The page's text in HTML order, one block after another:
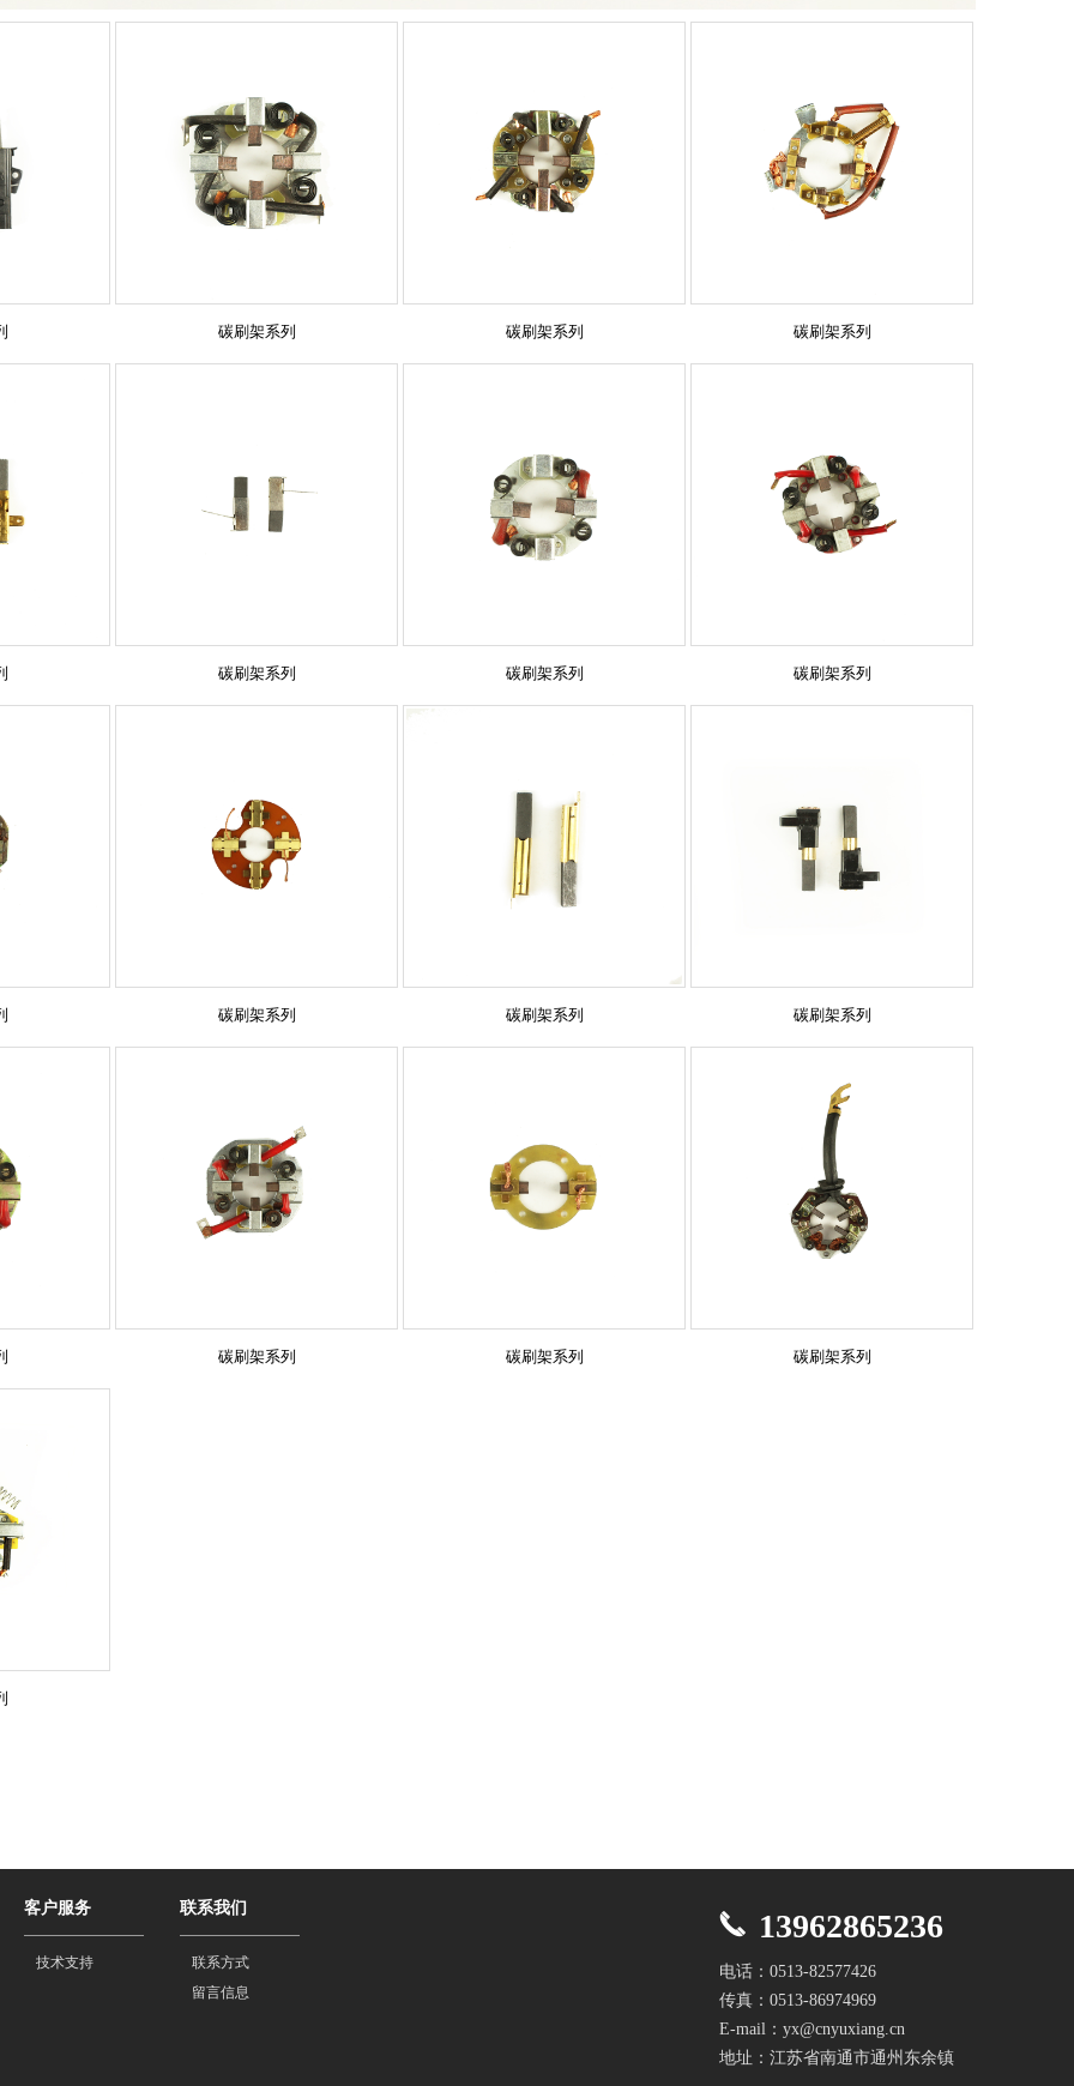
碳刷架系列 碳刷架系列 碳刷架系列
碳刷架系列 碳刷架系列 碳刷架系列
碳刷架系列 碳刷架系列 碳刷架系列
碳刷架系列 碳刷架系列 碳刷架系列
客户服务
技术支持
联系我们
联系方式
留言信息
13962865236
电话：0513-82577426
传真：0513-86974969
E-mail：yx@cnyuxiang.cn
地址：江苏省南通市通州东余镇